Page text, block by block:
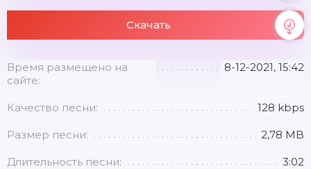
Скачать
Время размещено на
сайте:
8-12-2021, 15:42
Качество песни: 128 kbps
Размер песни: 2,78 MB
Длительность песни: 3:02